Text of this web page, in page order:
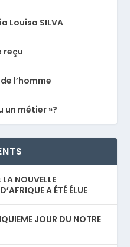
Louisa SILVA
reçu
l’homme
un métier »?
LA NOUVELLE
A ÉTÉ ÉLUE
JOUR DU NOTRE